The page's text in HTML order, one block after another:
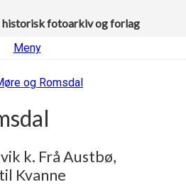
historisk fotoarkiv og forlag
Meny
og Romsdal
k. Frå Austbø,
Kvanne